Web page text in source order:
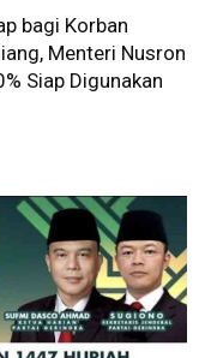
bagi Korban
Menteri Nusron
Siap Digunakan